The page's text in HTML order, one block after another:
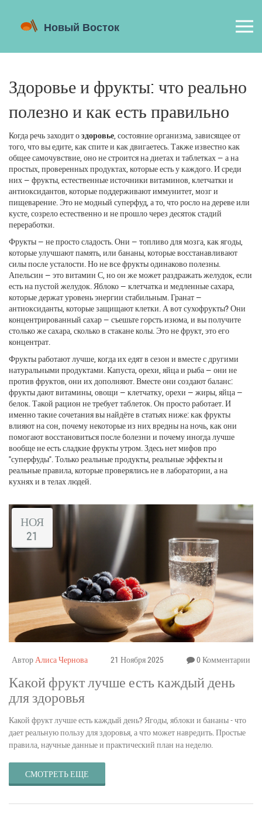
Здоровье и фрукты: что реально
полезно и как есть правильно
Когда речь заходит оздоровье состояние организма, зависящее от
того, что вы едите, как спите и как двигаетесь . Также известно как
общее самочувствие , оно не строится на диетах и таблетках — а на
простых, проверенных продуктах, которые есть у каждого. И среди
них — фрукты естественные источники витаминов, клетчатки и
антиоксидантов, которые поддерживают иммунитет, мозг и
пищеварение Это не модный суперфуд, а то, что росло на дереве или
кусте, созрело естественно и не прошло через десяток стадий
переработки.
Фрукты — не просто сладость. Они — топливо для мозга, как ягоды,
которые улучшают память, или бананы, которые восстанавливают
силы после усталости. Но не все фрукты одинаково полезны.
Апельсин — это витамин С, но он же может раздражать желудок, если
есть на пустой желудок. Яблоко — клетчатка и медленные сахара,
которые держат уровень энергии стабильным. Гранат —
антиоксиданты, которые защищают клетки. А вот сухофрукты? Они
концентрированный сахар — съешьте горсть изюма, и вы получите
столько же сахара, сколько в стакане колы. Это не фрукт, это его
концентрат.
Фрукты работают лучше, когда их едят в сезон и вместе с другими
натуральными продуктами. Капуста, орехи, яйца и рыба — они не
против фруктов, они их дополняют. Вместе они создают баланс:
фрукты дают витамины, овощи — клетчатку, орехи — жиры, яйца —
белок. Такой рацион не требует таблеток. Он просто работает. И
именно такие сочетания вы найдёте в статьях ниже: как фрукты
влияют на сон, почему некоторые из них вредны на ночь, как они
помогают восстановиться после болезни и почему иногда лучше
вообще не есть сладкие фрукты утром. Здесь нет мифов про
"суперфуды". Только реальные продукты, реальные эффекты и
реальные правила, которые проверялись не в лаборатории, а на
кухнях и в телах людей.
НОЯ
21
АвторАлиса Чернова 21 Ноября 2025 0 Комментарии
Какой фрукт лучше есть каждый день
для здоровья
Какой фрукт лучше есть каждый день? Ягоды, яблоки и бананы - что
дает реальную пользу для здоровья, а что может навредить. Простые
правила, научные данные и практический план на неделю.
СМОТРЕТЬ ЕЩЕ